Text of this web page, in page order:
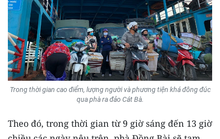
Media Chính trị
Media Kinh tế
Media Văn hóa
Media Xã hội
Media Pháp luật
Media Thế giới
Trong thời gian cao điểm, lượng người và phương tiện khá đông đúc
qua phà ra đảo Cát Bà.
Theo đó, trong thời gian từ 9 giờ sáng đến 13 giờ